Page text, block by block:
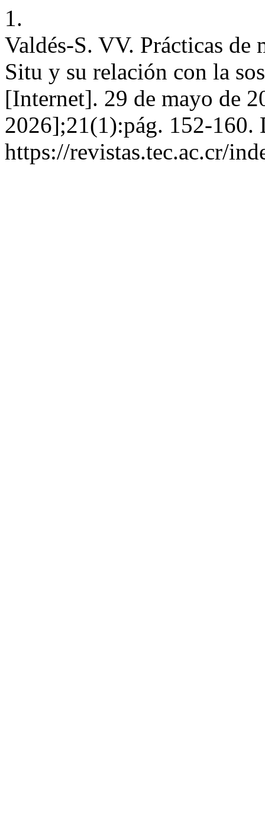
1.
Valdés-S. VV. Prácticas de
Situ y su relación con la
[Internet]. 29 de mayo de
2026];21(1):pág. 152-160.
https://revistas.tec.ac.cr/